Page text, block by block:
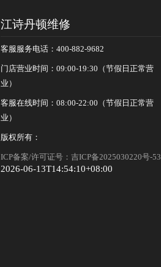
江诗丹顿维修
客服服务电话：400-882-9682
门店营业时间：09:00-19:30（节假日正常营
业）
客服在线时间：08:00-22:00（节假日正常营
业）
版权所有：
ICP备案/许可证号：吉ICP备2025030220号-53
2026-06-13T14:54:10+08:00